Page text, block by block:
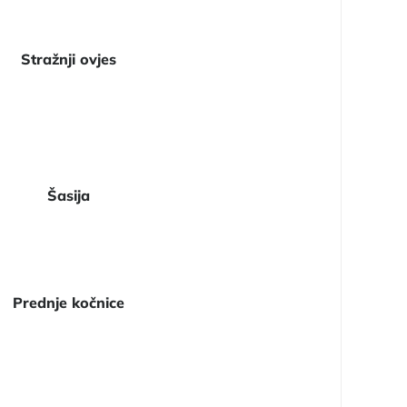
Stražnji ovjes
Šasija
Prednje kočnice